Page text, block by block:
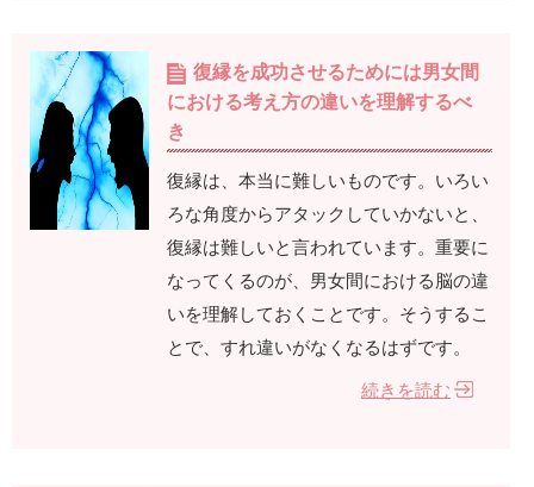
復縁を成功させるためには男女間
における考え方の違いを理解するべ
き
復縁は、本当に難しいものです。いろい
ろな角度からアタックしていかないと、
復縁は難しいと言われています。重要に
なってくるのが、男女間における脳の違
いを理解しておくことです。そうするこ
とで、すれ違いがなくなるはずです。
続きを読む